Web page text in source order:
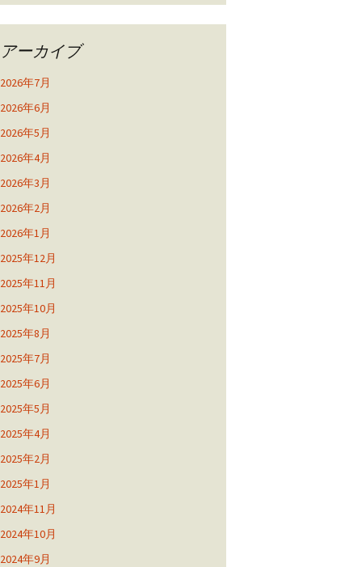
アーカイブ
2026年7月
2026年6月
2026年5月
2026年4月
2026年3月
2026年2月
2026年1月
2025年12月
2025年11月
2025年10月
2025年8月
2025年7月
2025年6月
2025年5月
2025年4月
2025年2月
2025年1月
2024年11月
2024年10月
2024年9月